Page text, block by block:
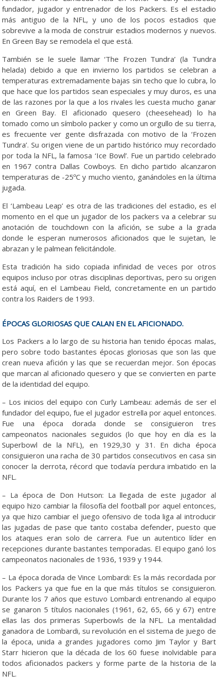
fundador, jugador y entrenador de los Packers. Es el estadio
más antiguo de la NFL, y uno de los pocos estadios que
sobrevive a la moda de construir estadios modernos y nuevos.
En Green Bay se remodela el que está.
También se le suele llamar ‘The Frozen Tundra’ (la Tundra
helada) debido a que en invierno los partidos se celebran a
temperaturas extremadamente bajas sin techo que lo cubra, lo
que hace que los partidos sean especiales y muy duros, es una
de las razones por la que a los rivales les cuesta mucho ganar
en Green Bay. El aficionado quesero (cheesehead) lo ha
tomado como un símbolo packer y como un orgullo de su tierra,
es frecuente ver gente disfrazada con motivo de la ‘Frozen
Tundra’. Su origen viene de un partido histórico muy recordado
por toda la NFL, la famosa ‘Ice Bowl’. Fue un partido celebrado
en 1967 contra Dallas Cowboys. En dicho partido alcanzaron
temperaturas de -25ºC y mucho viento, ganándoles en la última
jugada.
El ‘Lambeau Leap’ es otra de las tradiciones del estadio, es el
momento en el que un jugador de los packers va a celebrar su
anotación de touchdown con la afición, se sube a la grada
donde le esperan numerosos aficionados que le sujetan, le
abrazan y le palmean felicitándole.
Esta tradición ha sido copiada infinidad de veces por otros
equipos incluso por otras disciplinas deportivas, pero su origen
está aquí, en el Lambeau Field, concretamente en un partido
contra los Raiders de 1993.
ÉPOCAS GLORIOSAS QUE CALAN EN EL AFICIONADO.
Los Packers a lo largo de su historia han tenido épocas malas,
pero sobre todo bastantes épocas gloriosas que son las que
crean nueva afición y las que se recuerdan mejor. Son épocas
que marcan al aficionado quesero y que se convierten en parte
de la identidad del equipo.
– Los inicios del equipo con Curly Lambeau: además de ser el
fundador del equipo, fue el jugador estrella por aquel entonces.
Fue una época dorada donde se consiguieron tres
campeonatos nacionales seguidos (lo que hoy en día es la
Superbowl de la NFL), en 1929,30 y 31. En dicha época
consiguieron una racha de 30 partidos consecutivos en casa sin
conocer la derrota, récord que todavía perdura imbatido en la
NFL.
– La época de Don Hutson: La llegada de este jugador al
equipo hizo cambiar la filosofía del football por aquel entonces,
ya que hizo cambiar el juego ofensivo de toda liga al introducir
las jugadas de pase que tanto costaba defender, puesto que
los ataques eran solo de carrera. Fue un autentico líder en
recepciones durante bastantes temporadas. El equipo ganó los
campeonatos nacionales de 1936, 1939 y 1944.
– La época dorada de Vince Lombardi: Es la más recordada por
los Packers ya que fue en la que más títulos se consiguieron.
Durante los 7 años que estuvo Lombardi entrenando al equipo
se ganaron 5 títulos nacionales (1961, 62, 65, 66 y 67) entre
ellas las dos primeras Superbowls de la NFL. La mentalidad
ganadora de Lombardi, su revolución en el sistema de juego de
la época, unida a grandes jugadores como Jim Taylor y Bart
Starr hicieron que la década de los 60 fuese inolvidable para
todos aficionados packers y forme parte de la historia de la
NFL.